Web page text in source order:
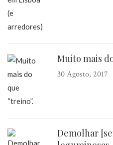
Muito mais
30 Agosto, 2017
Demolhar